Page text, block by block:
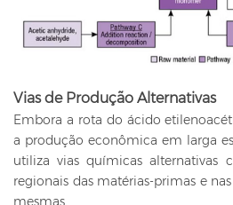
Vias de Produção Alternativas
Embora a rota do ácido
a produção econômica em larga
utiliza vias químicas alternativas
regionais das matérias-primas e
mesmas.